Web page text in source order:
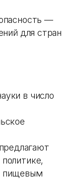
—
для стран
в число
пищевым